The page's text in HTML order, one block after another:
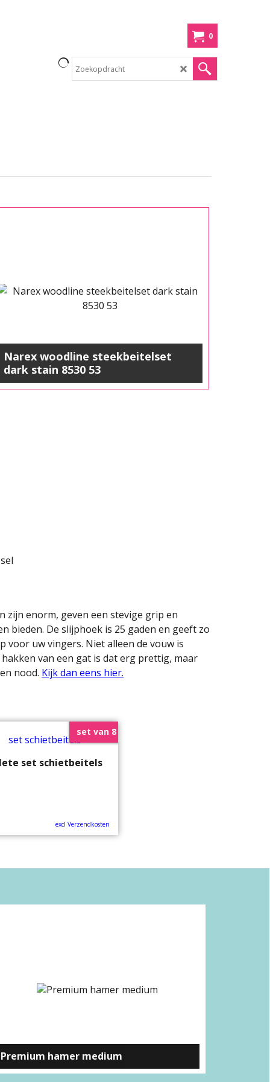
0
Narex woodline steekbeitelset
dark stain 8530 53
zijn enorm, geven een stevige grip en
bieden. De slijphoek is 25 gaden en geeft zo
voor uw vingers. Niet alleen de vouw is
van een gat is dat erg prettig, maar
nood. Kijk dan eens hier.
set van 8
set schietbeitels
excl Verzendkosten
Premium hamer medium
Blokhamer premium medium